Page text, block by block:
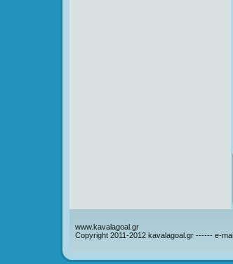
www.kavalagoal.gr
Copyright 2011-2012 kavalagoal.gr ------ e-